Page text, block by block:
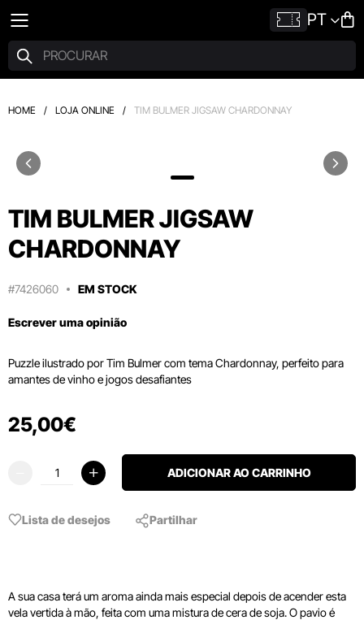
PT
HOME / LOJA ONLINE / TIM BULMER JIGSAW CHARDONNAY
TIM BULMER JIGSAW
CHARDONNAY
#7426060 EM STOCK
Escrever uma opinião
Puzzle ilustrado por Tim Bulmer com tema Chardonnay, perfeito para
amantes de vinho e jogos desafiantes
25,00€
ADICIONAR AO CARRINHO
Lista de desejos Partilhar
A sua casa terá um aroma ainda mais especial depois de acender esta
vela vertida à mão, feita com uma mistura de cera de soja. O pavio é